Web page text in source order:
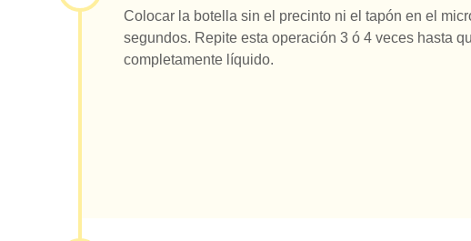
Colocar la botella sin el precinto ni el tapón en el
segundos. Repite esta operación 3 ó 4 veces hasta
completamente líquido.